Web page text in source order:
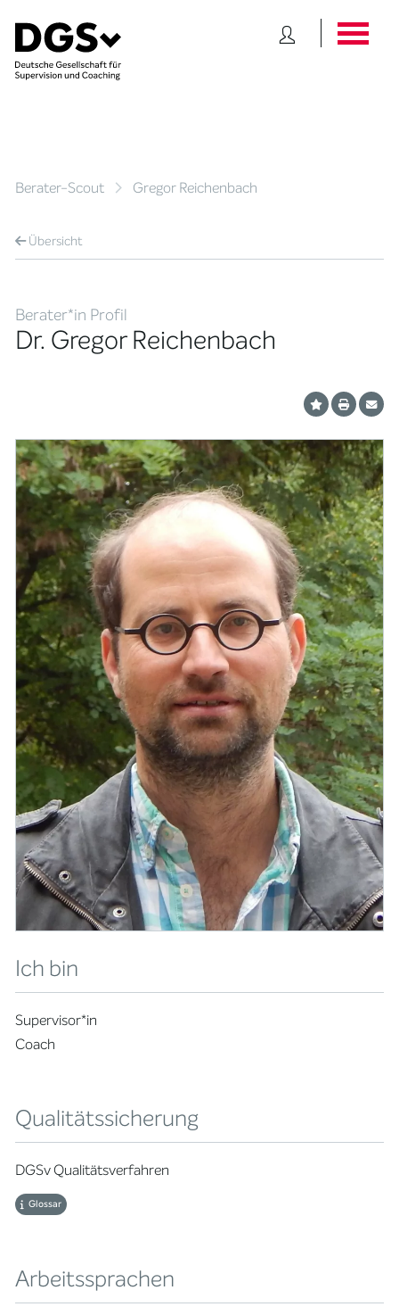
Berater-Scout Gregor Reichenbach
Übersicht
Berater*in Profil
Dr. Gregor Reichenbach
Ich bin
Supervisor*in
Coach
Qualitätssicherung
DGSv Qualitätsverfahren
Glossar
Arbeitssprachen